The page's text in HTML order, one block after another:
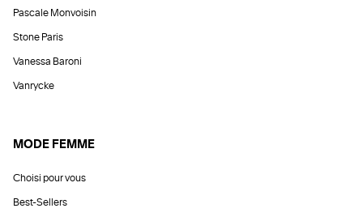
Pascale Monvoisin
Stone Paris
Vanessa Baroni
Vanrycke
MODE FEMME
Choisi pour vous
Best-Sellers